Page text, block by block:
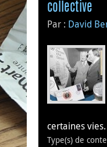
collective
Par : David
certaines vies.
Type(s) de